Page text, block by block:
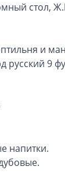
стол,
и
русский 9
напитки.